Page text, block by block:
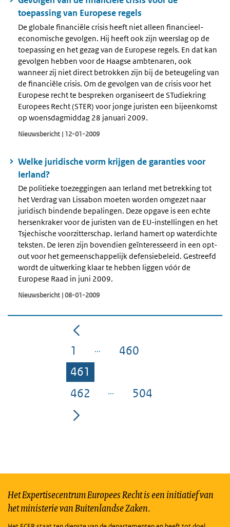
toepassing van Europese regels
De globale financiële crisis heeft niet alleen financieel-
economische gevolgen. Hij heeft ook zijn weerslag op de
toepassing en het gezag van de Europese regels. En dat kan
gevolgen hebben voor de Haagse ambtenaren, ook
wanneer zij niet direct betrokken zijn bij de beteugeling van
de financiële crisis. Om de gevolgen van de crisis voor het
Europese recht te bespreken organiseert de STudiekring
Europees Recht (STER) voor jonge juristen een bijeenkomst
op woensdagmiddag 28 januari 2009.
Nieuwsbericht | 12-01-2009
Welke juridische vorm krijgen de garanties voor
Ierland?
De politieke toezeggingen aan Ierland met betrekking tot
het Verdrag van Lissabon moeten worden omgezet naar
juridisch bindende bepalingen. Deze opgave is een echte
hersenkraker voor de juristen van de EU-instellingen en het
Tsjechische voorzitterschap. Ierland hamert op waterdichte
teksten. De Ieren zijn bovendien geïnteresseerd in een opt-
out voor het gemeenschappelijk defensiebeleid. Gestreefd
wordt de uitwerking klaar te hebben liggen vóór de
Europese Raad in juni 2009.
Nieuwsbericht | 08-01-2009
Pagina
1 Pagina
460
Pagina
461
Pagina
462 Pagina
504
Het Expertisecentrum Europees Recht is een initiatief van
het ministerie van Buitenlandse Zaken.